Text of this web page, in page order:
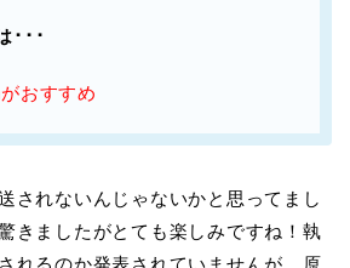
･･･
おすすめ
されないんじゃないかと思ってまし
きましたがとても楽しみですね！執
れるのか発表されていませんが、原